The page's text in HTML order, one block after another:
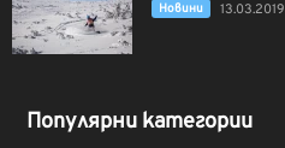
Новини 13.03.2019
Популярни категории